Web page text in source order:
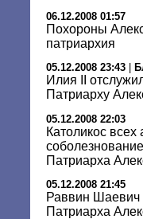
06.12.2008 01:57
Похороны
патриархия
05.12.2008 23:43
Илия II
Патриарху
05.12.2008 22:03
Католикос
Патриарха
05.12.2008 21:45
Раввин Шаевич
Патриарха